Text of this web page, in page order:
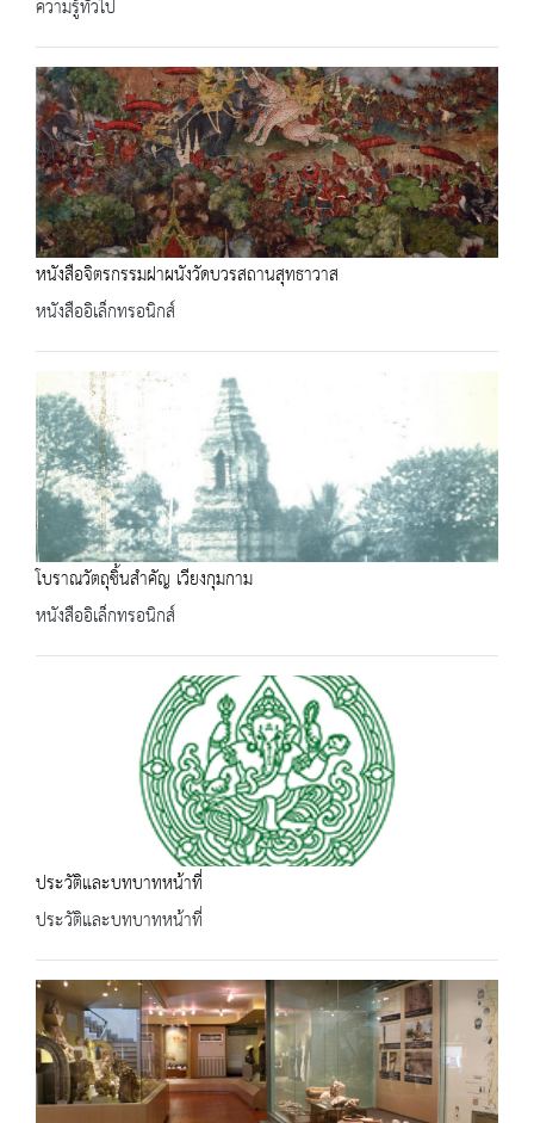
ความรู้ทั่วไป
หนังสือจิตรกรรมฝาผนังวัดบวรสถานสุทธาวาส
หนังสืออิเล็กทรอนิกส์
โบราณวัตถุชิ้นสำคัญ เวียงกุมกาม
หนังสืออิเล็กทรอนิกส์
ประวัติและบทบาทหน้าที่
ประวัติและบทบาทหน้าที่